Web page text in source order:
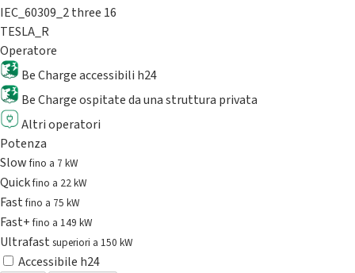
IEC_60309_2 three 16
TESLA_R
Operatore
Be Charge accessibili h24
Be Charge ospitate da una struttura privata
Altri operatori
Potenza
Slowfino a 7 kW
Quickfino a 22 kW
Fastfino a 75 kW
Fast+fino a 149 kW
Ultrafast superiori a 150 kW
Accessibile h24